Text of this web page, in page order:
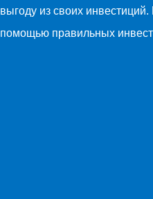
выгоду из своих
помощью правильных